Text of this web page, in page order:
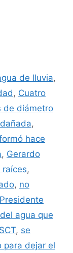
de lluvia,
, Cuatro
de diámetro
,
hace
, Gerardo
raíces,
, no
Presidente
agua que
SCT, se
para dejar el